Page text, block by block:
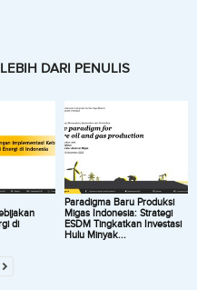
LEBIH DARI PENULIS
di
Paradigma Baru Produksi
Migas Indonesia: Strategi
ESDM Tingkatkan Investasi
Hulu Minyak...